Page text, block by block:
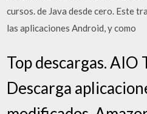
cursos. de Java desde cero. Este
las aplicaciones Android, y como
Top descargas. AIO
Descarga